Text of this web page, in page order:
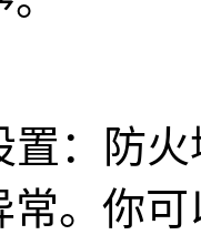
置：防
常。你